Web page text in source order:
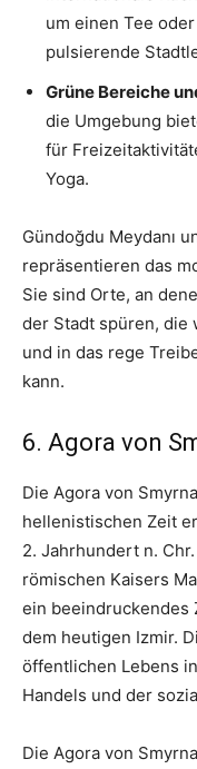
um einen Tee
pulsierende
Grüne Bereiche
die Umgebung
für
Yoga.
Gündoğdu Meydanı
repräsentieren das
Sie sind Orte, an
der Stadt spüren, die
und in das rege
kann.
6. Agora von
Die Agora von
hellenistischen Zeit
2. Jahrhundert n.
römischen Kaisers
ein beeindruckendes
dem heutigen Izmir.
öffentlichen Lebens
Handels und der
Die Agora von